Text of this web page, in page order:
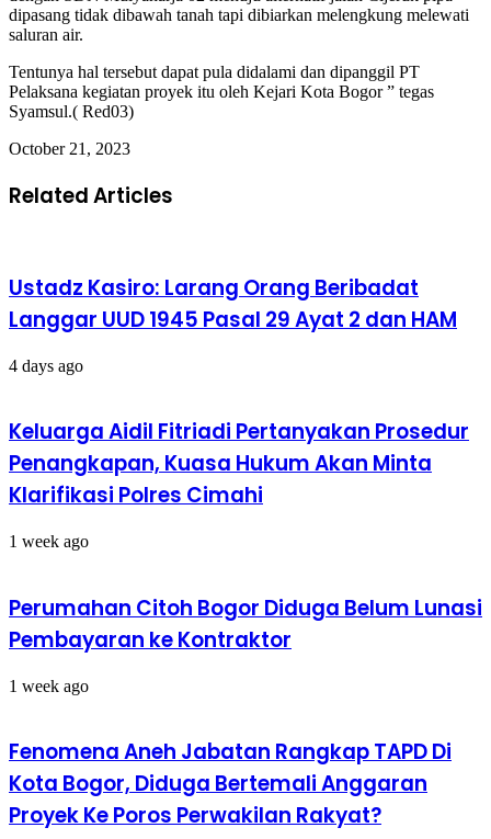
dipasang tidak dibawah tanah tapi dibiarkan melengkung melewati
saluran air.
Tentunya hal tersebut dapat pula didalami dan dipanggil PT
Pelaksana kegiatan proyek itu oleh Kejari Kota Bogor ” tegas
Syamsul.( Red03)
October 21, 2023
Related Articles
Ustadz Kasiro: Larang Orang Beribadat
Langgar UUD 1945 Pasal 29 Ayat 2 dan HAM
4 days ago
Keluarga Aidil Fitriadi Pertanyakan Prosedur
Penangkapan, Kuasa Hukum Akan Minta
Klarifikasi Polres Cimahi
1 week ago
Perumahan Citoh Bogor Diduga Belum Lunasi
Pembayaran ke Kontraktor
1 week ago
Fenomena Aneh Jabatan Rangkap TAPD Di
Kota Bogor, Diduga Bertemali Anggaran
Proyek Ke Poros Perwakilan Rakyat?